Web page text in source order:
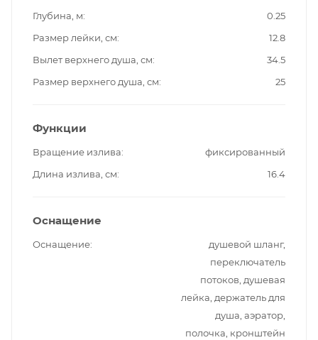
Глубина, м
0.25
Размер лейки, см
12.8
Вылет верхнего душа, см
34.5
Размер верхнего душа, см
25
Функции
Вращение излива
фиксированный
Длина излива, см
16.4
Оснащение
Оснащение
душевой шланг,
переключатель
потоков, душевая
лейка, держатель для
душа, аэратор,
полочка, кронштейн